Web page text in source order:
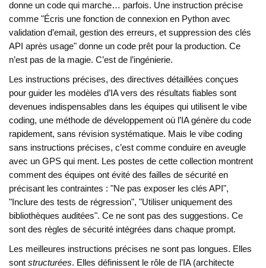
donne un code qui marche… parfois. Une instruction précise
comme "Écris une fonction de connexion en Python avec
validation d’email, gestion des erreurs, et suppression des clés
API après usage" donne un code prêt pour la production. Ce
n’est pas de la magie. C’est de l’ingénierie.
Les instructions précises, des directives détaillées conçues
pour guider les modèles d’IA vers des résultats fiables sont
devenues indispensables dans les équipes qui utilisent le vibe
coding, une méthode de développement où l’IA génère du code
rapidement, sans révision systématique. Mais le vibe coding
sans instructions précises, c’est comme conduire en aveugle
avec un GPS qui ment. Les postes de cette collection montrent
comment des équipes ont évité des failles de sécurité en
précisant les contraintes : "Ne pas exposer les clés API",
"Inclure des tests de régression", "Utiliser uniquement des
bibliothèques auditées". Ce ne sont pas des suggestions. Ce
sont des règles de sécurité intégrées dans chaque prompt.
Les meilleures instructions précises ne sont pas longues. Elles
sont structurées. Elles définissent le rôle de l’IA (architecte